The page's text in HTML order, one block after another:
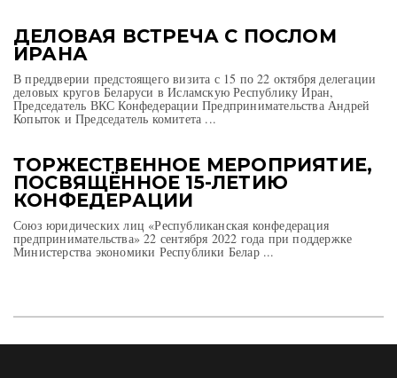
ДЕЛОВАЯ ВСТРЕЧА С ПОСЛОМ
ИРАНА
В преддверии предстоящего визита с 15 по 22 октября делегации
деловых кругов Беларуси в Исламскую Республику Иран,
Председатель ВКС Конфедерации Предпринимательства Андрей
Копыток и Председатель комитета ...
ТОРЖЕСТВЕННОЕ МЕРОПРИЯТИЕ,
ПОСВЯЩЁННОЕ 15-ЛЕТИЮ
КОНФЕДЕРАЦИИ
Союз юридических лиц «Республиканская конфедерация
предпринимательства» 22 сентября 2022 года при поддержке
Министерства экономики Республики Белар ...